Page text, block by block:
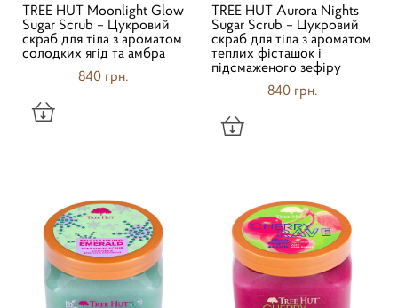
TREE HUT Moonlight Glow
Sugar Scrub – Цукровий
скраб для тіла з ароматом
солодких ягід та амбра
840 грн.
TREE HUT Aurora Nights
Sugar Scrub – Цукровий
скраб для тіла з ароматом
теплих фісташок і
підсмаженого зефіру
840 грн.